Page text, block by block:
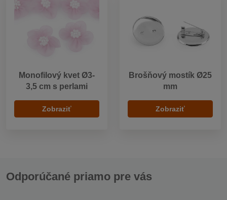
Monofilový kvet Ø3-
3,5 cm s perlami
Zobraziť
Brošňový mostík Ø25
mm
Zobraziť
Odporúčané priamo pre vás